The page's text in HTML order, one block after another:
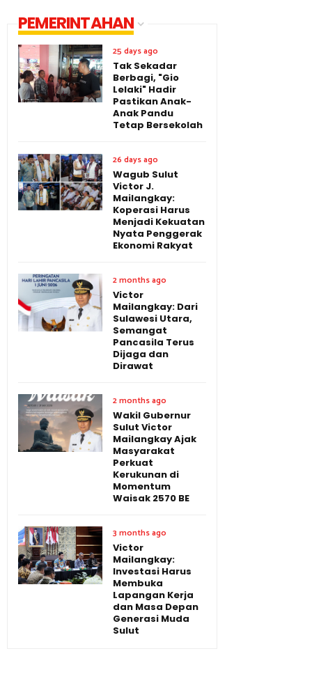
PEMERINTAHAN
25 days ago
Tak Sekadar
Berbagi, "Gio
Lelaki" Hadir
Pastikan Anak-
Anak Pandu
Tetap Bersekolah
26 days ago
Wagub Sulut
Victor J.
Mailangkay:
Koperasi Harus
Menjadi Kekuatan
Nyata Penggerak
Ekonomi Rakyat
2 months ago
Victor
Mailangkay: Dari
Sulawesi Utara,
Semangat
Pancasila Terus
Dijaga dan
Dirawat
2 months ago
Wakil Gubernur
Sulut Victor
Mailangkay Ajak
Masyarakat
Perkuat
Kerukunan di
Momentum
Waisak 2570 BE
3 months ago
Victor
Mailangkay:
Investasi Harus
Membuka
Lapangan Kerja
dan Masa Depan
Generasi Muda
Sulut